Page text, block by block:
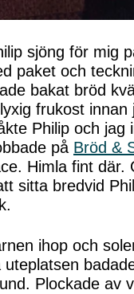
sjöng för mig
paket och
bakat bröd
frukost innan
Philip och jag
på Bröd &
Himla fint där.
sitta bredvid
ihop och
Plockade av